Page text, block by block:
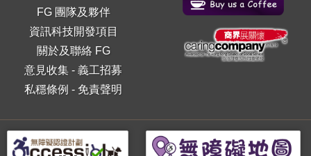
FG 團隊及夥伴
資訊科技開發項目
關於及聯絡 FG
意見收集 -義工招募
私穩條例 - 免責聲明